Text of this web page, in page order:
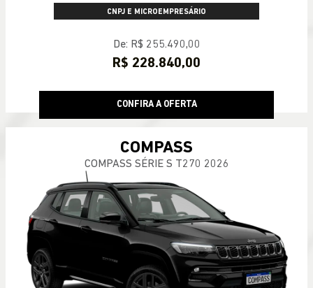
CNPJ E MICROEMPRESÁRIO
De: R$ 255.490,00
R$ 228.840,00
CONFIRA A OFERTA
COMPASS
COMPASS SÉRIE S T270 2026